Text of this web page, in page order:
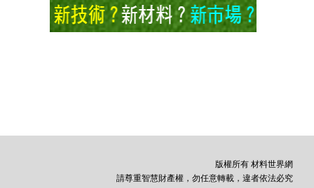
版權所有 材料世界網
請尊重智慧財產權，勿任意轉載，違者依法必究